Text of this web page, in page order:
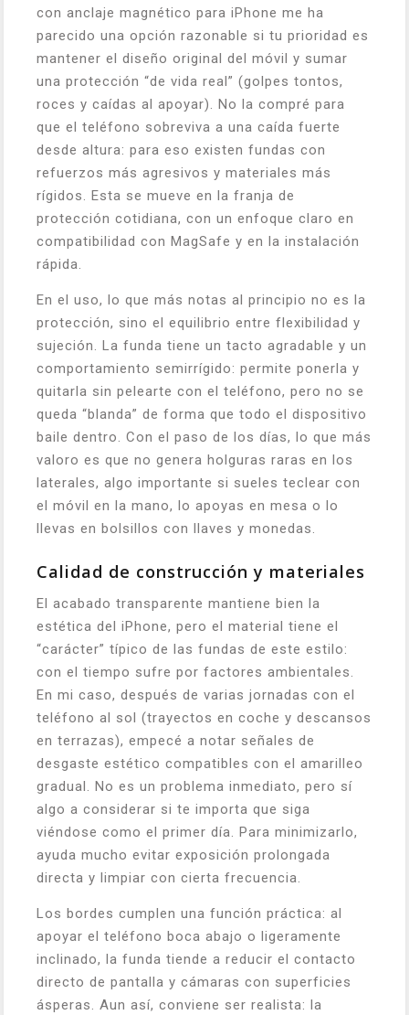
con anclaje magnético para iPhone me ha
parecido una opción razonable si tu prioridad es
mantener el diseño original del móvil y sumar
una protección “de vida real” (golpes tontos,
roces y caídas al apoyar). No la compré para
que el teléfono sobreviva a una caída fuerte
desde altura: para eso existen fundas con
refuerzos más agresivos y materiales más
rígidos. Esta se mueve en la franja de
protección cotidiana, con un enfoque claro en
compatibilidad con MagSafe y en la instalación
rápida.
En el uso, lo que más notas al principio no es la
protección, sino el equilibrio entre flexibilidad y
sujeción. La funda tiene un tacto agradable y un
comportamiento semirrígido: permite ponerla y
quitarla sin pelearte con el teléfono, pero no se
queda “blanda” de forma que todo el dispositivo
baile dentro. Con el paso de los días, lo que más
valoro es que no genera holguras raras en los
laterales, algo importante si sueles teclear con
el móvil en la mano, lo apoyas en mesa o lo
llevas en bolsillos con llaves y monedas.
Calidad de construcción y materiales
El acabado transparente mantiene bien la
estética del iPhone, pero el material tiene el
“carácter” típico de las fundas de este estilo:
con el tiempo sufre por factores ambientales.
En mi caso, después de varias jornadas con el
teléfono al sol (trayectos en coche y descansos
en terrazas), empecé a notar señales de
desgaste estético compatibles con el amarilleo
gradual. No es un problema inmediato, pero sí
algo a considerar si te importa que siga
viéndose como el primer día. Para minimizarlo,
ayuda mucho evitar exposición prolongada
directa y limpiar con cierta frecuencia.
Los bordes cumplen una función práctica: al
apoyar el teléfono boca abajo o ligeramente
inclinado, la funda tiende a reducir el contacto
directo de pantalla y cámaras con superficies
ásperas. Aun así, conviene ser realista: la